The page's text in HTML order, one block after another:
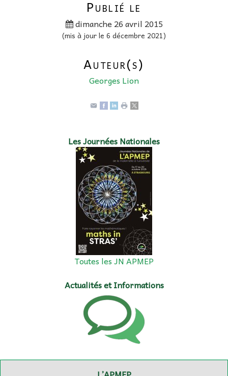
Publié le
dimanche 26 avril 2015
(mis à jour le 6 décembre 2021)
Auteur(s)
Georges Lion
Les Journées Nationales
Toutes les JN APMEP
Actualités et Informations